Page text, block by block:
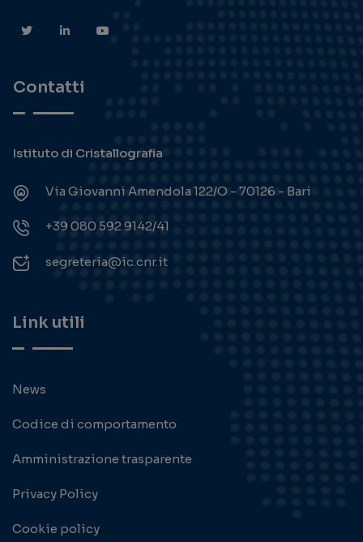
Contatti
Istituto di Cristallografia
Via Giovanni Amendola 122/O - 70126 - Bari
+39 080 592 9142/41
segreteria@ic.cnr.it
Link utili
News
Codice di comportamento
Amministrazione trasparente
Privacy Policy
Cookie policy